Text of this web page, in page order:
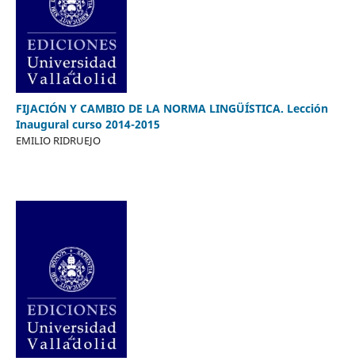
FIJACIÓN Y CAMBIO DE LA NORMA LINGÜÍSTICA. Lección
Inaugural curso 2014-2015
EMILIO RIDRUEJO